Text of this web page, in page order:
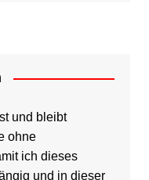
und bleibt
ohne
ich dieses
und in dieser